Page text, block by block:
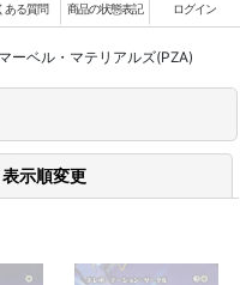
ある質問 商品の状態表記 ログイン
マーベル・マテリアルズ(PZA)
表示順変更